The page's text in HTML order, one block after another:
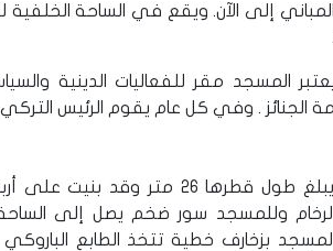
إلى الآن. ويقع في الساحة الخلفية
المسجد مقر للفعاليات الدينية
الجنائز . وفي كل عام يقوم الرئيس
للمسجد قبة رئيسية يبلغ طول
وللمسجد سور ضخم يصل إلى الساحة
بزخارف خطية تتخذ الطابع